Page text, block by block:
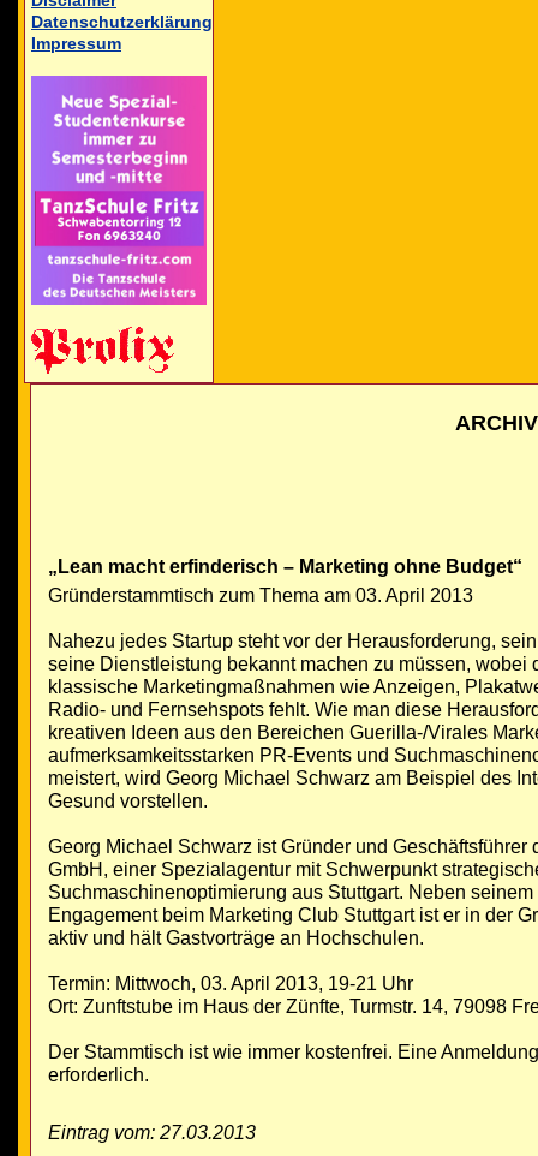
Datenschutzerklärung
Impressum
ARCHIV
„Lean macht erfinderisch – Marketing ohne Budget“
Gründerstammtisch zum Thema am 03. April 2013
Nahezu jedes Startup steht vor der Herausforderung,
seine Dienstleistung bekannt machen zu müssen, wobei
klassische Marketingmaßnahmen wie Anzeigen,
Radio- und Fernsehspots fehlt. Wie man diese
kreativen Ideen aus den Bereichen Guerilla-/Virales
aufmerksamkeitsstarken PR-Events und
meistert, wird Georg Michael Schwarz am Beispiel des
Gesund vorstellen.
Georg Michael Schwarz ist Gründer und Geschäftsführer
GmbH, einer Spezialagentur mit Schwerpunkt
Suchmaschinenoptimierung aus Stuttgart. Neben
Engagement beim Marketing Club Stuttgart ist er in der
aktiv und hält Gastvorträge an Hochschulen.
Termin: Mittwoch, 03. April 2013, 19-21 Uhr
Ort: Zunftstube im Haus der Zünfte, Turmstr. 14, 79098
Der Stammtisch ist wie immer kostenfrei. Eine
erforderlich.
Eintrag vom: 27.03.2013